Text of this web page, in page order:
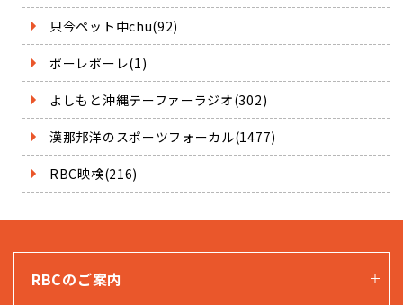
只今ペット中chu(92)
ポーレポーレ(1)
よしもと沖縄テーファーラジオ(302)
漢那邦洋のスポーツフォーカル(1477)
RBC映検(216)
RBCのご案内